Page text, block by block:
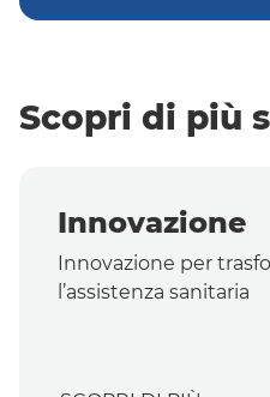
Scopri di più
Innovazione
Innovazione per
l’assistenza sanitaria